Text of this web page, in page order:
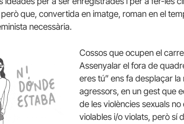
que, convertida en imatge, roman en el
necessària.
Cossos que ocupen el
Assenyalar el fora de
eres tú” ens fa desplaçar
agressors, en un gest que
de les violències sexuals
violables i/o violats, però sí